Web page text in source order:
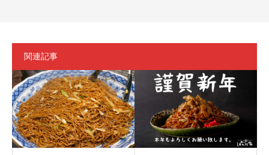
関連記事